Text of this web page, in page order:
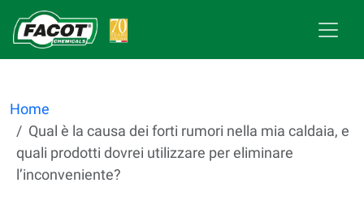
Home
Qual è la causa dei forti rumori nella mia caldaia, e
quali prodotti dovrei utilizzare per eliminare
l’inconveniente?